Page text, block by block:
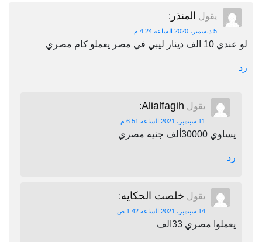
يقول المنذر :
5 ديسمبر، 2020 الساعة 4:24 م
لو عندي 10 الف دينار ليبي في مصر يعملو كام مصري
رد
يقول Alialfagih
:
11 سبتمبر، 2021 الساعة 6:51 م
يساوي 30000ألف جنيه مصري
رد
يقول خلصت الحكايه:
14 سبتمبر، 2021 الساعة 1:42 ص
يعملوا مصري 33الف